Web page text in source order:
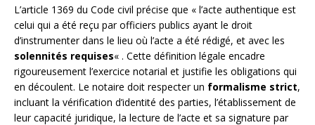
L’article 1369 du Code civil précise que « l’acte authentique est
celui qui a été reçu par officiers publics ayant le droit
d’instrumenter dans le lieu où l’acte a été rédigé, et avec les
solennités requises« . Cette définition légale encadre
rigoureusement l’exercice notarial et justifie les obligations qui
en découlent. Le notaire doit respecter un formalisme strict,
incluant la vérification d’identité des parties, l’établissement de
leur capacité juridique, la lecture de l’acte et sa signature par